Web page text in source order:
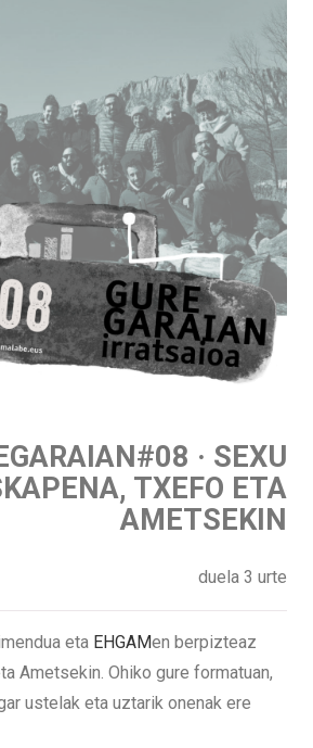
· SEXU
TXEFO ETA
AMETSEKIN
duela 3 urte
eta EHGAMen berpizteaz
Ametsekin. Ohiko gure formatuan,
ustelak eta uztarik onenak ere